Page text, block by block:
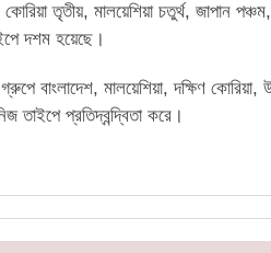
কোরিয়া তৃতীয়, মালয়েশিয়া চতুর্থ, জাপান
দশম হয়েছে।
গ্রুপে বাংলাদেশ, মালয়েশিয়া, দক্ষিণ
তাইপে প্রতিদ্বন্দ্বিতা করে।